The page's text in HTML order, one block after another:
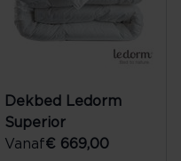
Dekbed Ledorm
Superior
Vanaf€ 669,00